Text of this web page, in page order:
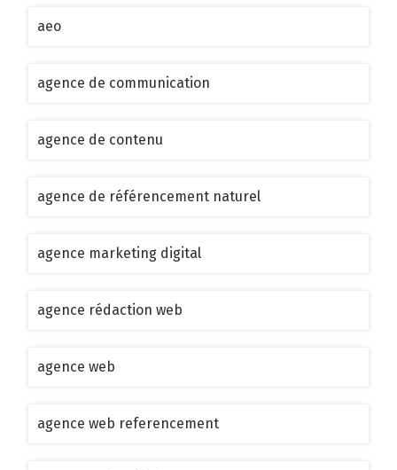
aeo
agence de communication
agence de contenu
agence de référencement naturel
agence marketing digital
agence rédaction web
agence web
agence web referencement